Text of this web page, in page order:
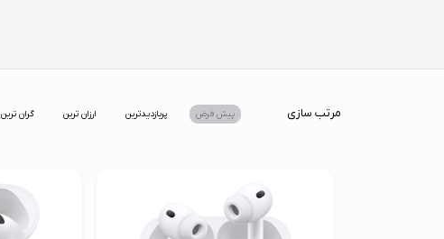
تماس با ما
مرتب سازی پیش فرض پربازدیدترین ارزان ترین گران ترین